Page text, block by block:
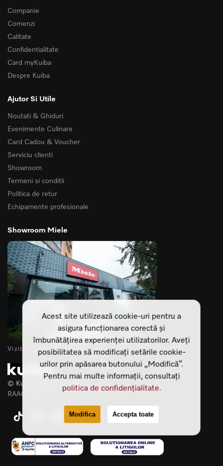
Companie
Comenzi
Calitate
Confidentialitate
Card myKuiba
Despre Kuiba
Ajutor Si Utile
Noutati & Ghiduri
Evenimente Culinare
Card Cadou & Voucher
Serviciu clienti
Showroom
Termeni si conditii
Politica de retur
Echipamente profesionale
Showroom Miele
Vizitează-ne showroomurile din Cluj Napoca si Sibiu
© Kuiba Living SRL 2025
RAAO Web development
Acest site utilizează cookie-uri pentru a
asigura funcționarea corectă și
îmbunătățirea experienței utilizatorilor. Aveți
posibilitatea să modificați setările cookie-
urilor prin apăsarea butonului „Modifică”.
Pentru mai multe informații, consultați
politica de confidențialitate.
Modifica Accepta toate